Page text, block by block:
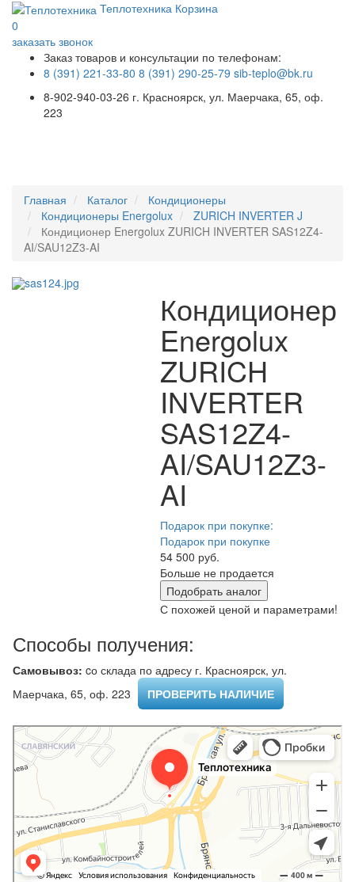
Теплотехника Корзина
0
заказать звонок
Заказ товаров и консультации по телефонам:
8 (391) 221-33-80 8 (391) 290-25-79 sib-teplo@bk.ru
8-902-940-03-26 г. Красноярск, ул. Маерчака, 65, оф.
223
Главная Каталог
Кондиционеры
Кондиционеры Energolux
ZURICH INVERTER J
Кондиционер Energolux ZURICH INVERTER SAS12Z4-
AI/SAU12Z3-AI
Кондиционер
Energolux
ZURICH
INVERTER
SAS12Z4-
AI/SAU12Z3-
AI
Подарок при покупке:
Подарок при покупке
54 500 руб.
Больше не продается
Подобрать аналог
С похожей ценой и параметрами!
Способы получения:
Самовывоз: cо склада по адресу г. Красноярск, ул.
Маерчака, 65, оф. 223 ​
ПРОВЕРИТЬ НАЛИЧИЕ